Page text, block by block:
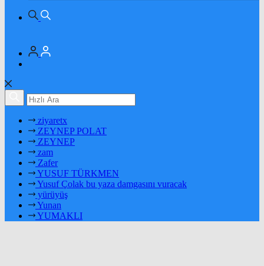
ziyaretx
ZEYNEP POLAT
ZEYNEP
zam
Zafer
YUSUF TÜRKMEN
Yusuf Çolak bu yaza damgasını vuracak
yürüyüş
Yunan
YUMAKLI